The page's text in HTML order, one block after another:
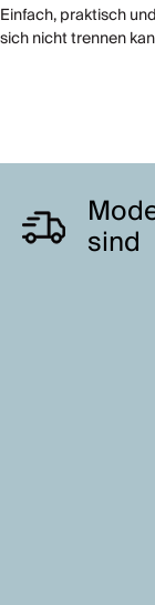
Einfach, praktisch
sich nicht trennen
sind